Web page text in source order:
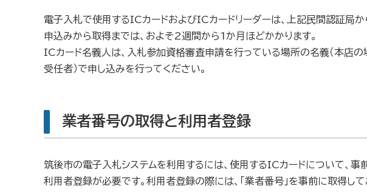
電子入札で使用するICカードおよびICカードリーダーは、上記民間認証局か
申込みから取得までは、およそ2週間から1か月ほどかかります。
ICカード名義人は、入札参加資格審査申請を行っている場所の名義（本店
受任者）で申し込みを行ってください。
業者番号の取得と利用者登録
筑後市の電子入札システムを利用するには、使用するICカードについて、事
利用者登録が必要です。利用者登録の際には、「業者番号」を事前に取得し